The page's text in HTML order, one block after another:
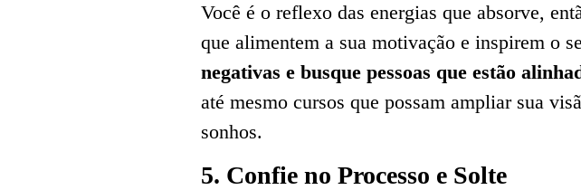
Você é o reflexo das energias que absorve,
que alimentem a sua motivação e inspirem o
negativas e busque pessoas que estão
até mesmo cursos que possam ampliar sua
sonhos.
5. Confie no Processo e Solte